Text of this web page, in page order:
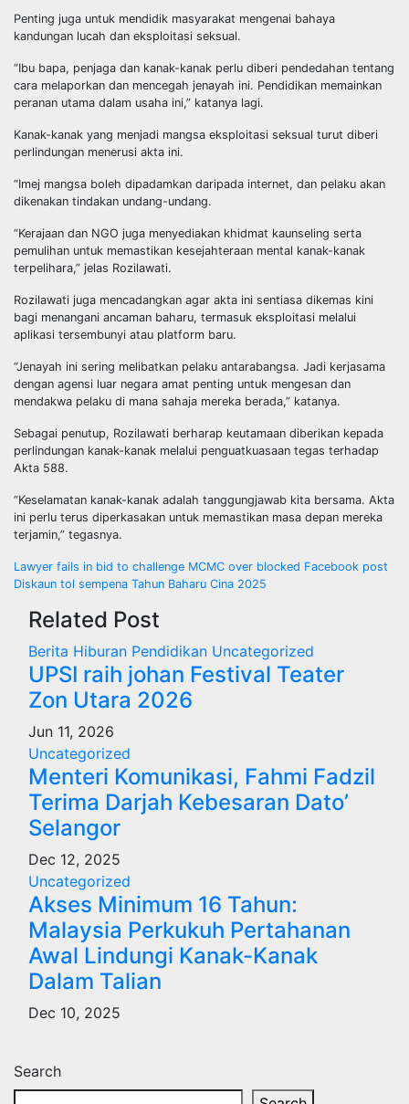
Penting juga untuk mendidik masyarakat mengenai bahaya
kandungan lucah dan eksploitasi seksual.
“Ibu bapa, penjaga dan kanak-kanak perlu diberi pendedahan tentang
cara melaporkan dan mencegah jenayah ini. Pendidikan memainkan
peranan utama dalam usaha ini,” katanya lagi.
Kanak-kanak yang menjadi mangsa eksploitasi seksual turut diberi
perlindungan menerusi akta ini.
“Imej mangsa boleh dipadamkan daripada internet, dan pelaku akan
dikenakan tindakan undang-undang.
“Kerajaan dan NGO juga menyediakan khidmat kaunseling serta
pemulihan untuk memastikan kesejahteraan mental kanak-kanak
terpelihara,” jelas Rozilawati.
Rozilawati juga mencadangkan agar akta ini sentiasa dikemas kini
bagi menangani ancaman baharu, termasuk eksploitasi melalui
aplikasi tersembunyi atau platform baru.
“Jenayah ini sering melibatkan pelaku antarabangsa. Jadi kerjasama
dengan agensi luar negara amat penting untuk mengesan dan
mendakwa pelaku di mana sahaja mereka berada,” katanya.
Sebagai penutup, Rozilawati berharap keutamaan diberikan kepada
perlindungan kanak-kanak melalui penguatkuasaan tegas terhadap
Akta 588.
“Keselamatan kanak-kanak adalah tanggungjawab kita bersama. Akta
ini perlu terus diperkasakan untuk memastikan masa depan mereka
terjamin,” tegasnya.
Post
navigation
Lawyer fails in bid to challenge MCMC over blocked Facebook post
Diskaun tol sempena Tahun Baharu Cina 2025
Related Post
Berita Hiburan Pendidikan Uncategorized
UPSI raih johan Festival Teater
Zon Utara 2026
Jun 11, 2026
Uncategorized
Menteri Komunikasi, Fahmi Fadzil
Terima Darjah Kebesaran Dato’
Selangor
Dec 12, 2025
Uncategorized
Akses Minimum 16 Tahun:
Malaysia Perkukuh Pertahanan
Awal Lindungi Kanak-Kanak
Dalam Talian
Dec 10, 2025
Search